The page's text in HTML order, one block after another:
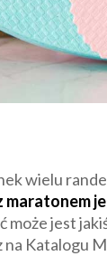
wielu
może jest
na Katalogu